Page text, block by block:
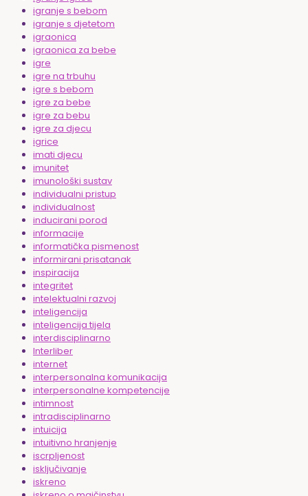
igranje s bebom
igranje s djetetom
igraonica
igraonica za bebe
igre
igre na trbuhu
igre s bebom
igre za bebe
igre za bebu
igre za djecu
igrice
imati djecu
imunitet
imunološki sustav
individualni pristup
individualnost
inducirani porod
informacije
informatička pismenost
informirani prisatanak
inspiracija
integritet
intelektualni razvoj
inteligencija
inteligencija tijela
interdisciplinarno
Interliber
internet
interpersonalna komunikacija
interpersonalne kompetencije
intimnost
intradisciplinarno
intuicija
intuitivno hranjenje
iscrpljenost
isključivanje
iskreno